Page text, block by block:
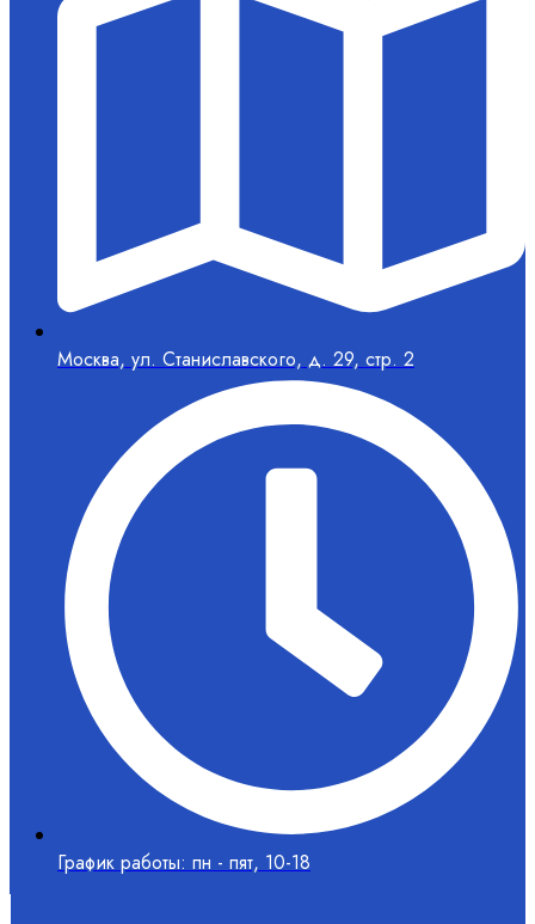
Москва, ул. Станиславского, д. 29, стр. 2
График работы: пн - пят, 10-18